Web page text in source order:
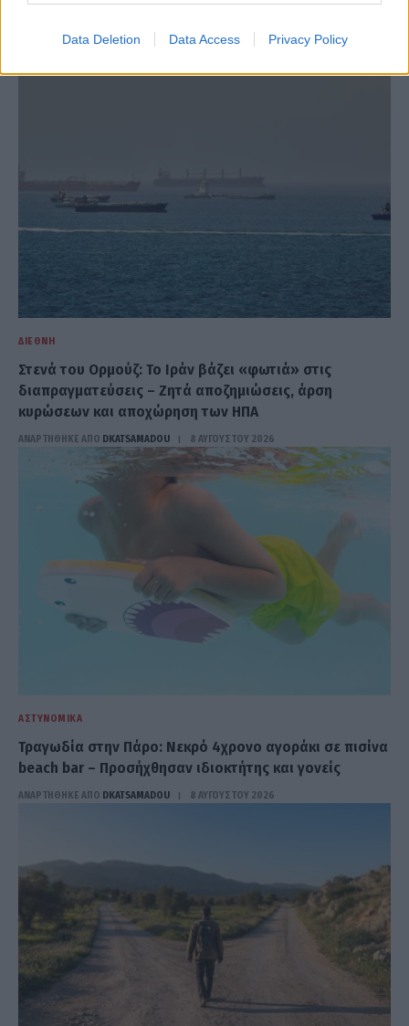
Data Deletion Data Access Privacy Policy
ΔΙΕΘΝΉ
Στενά του Ορμούζ: Το Ιράν βάζει «φωτιά» στις
διαπραγματεύσεις – Ζητά αποζημιώσεις, άρση
κυρώσεων και αποχώρηση των ΗΠΑ
ΑΝΑΡΤΗΘΗΚΕ ΑΠΟ DKATSAMADOU 8 ΑΥΓΟΎΣΤΟΥ 2026
ΑΣΤΥΝΟΜΙΚΆ
Τραγωδία στην Πάρο: Νεκρό 4χρονο αγοράκι σε πισίνα
beach bar – Προσήχθησαν ιδιοκτήτης και γονείς
ΑΝΑΡΤΗΘΗΚΕ ΑΠΟ DKATSAMADOU 8 ΑΥΓΟΎΣΤΟΥ 2026